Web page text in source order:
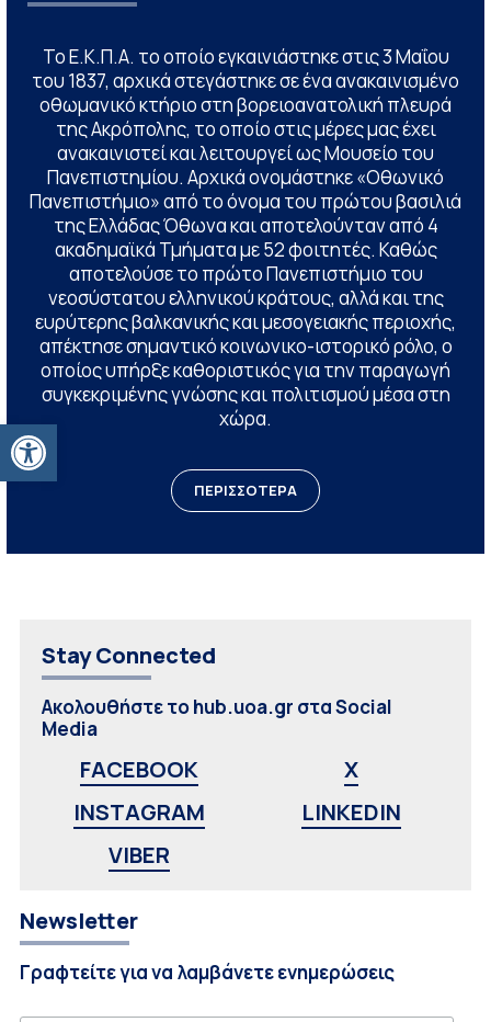
Ανοίξτε τη γραμμή εργαλείων
Το Ε.Κ.Π.Α. το οποίο εγκαινιάστηκε στις 3 Μαΐου
του 1837, αρχικά στεγάστηκε σε ένα ανακαινισμένο
οθωμανικό κτήριο στη βορειοανατολική πλευρά
της Ακρόπολης, το οποίο στις μέρες μας έχει
ανακαινιστεί και λειτουργεί ως Μουσείο του
Πανεπιστημίου. Αρχικά ονομάστηκε «Οθωνικό
Πανεπιστήμιο» από το όνομα του πρώτου βασιλιά
της Ελλάδας Όθωνα και αποτελούνταν από 4
ακαδημαϊκά Τμήματα με 52 φοιτητές. Καθώς
αποτελούσε το πρώτο Πανεπιστήμιο του
νεοσύστατου ελληνικού κράτους, αλλά και της
ευρύτερης βαλκανικής και μεσογειακής περιοχής,
απέκτησε σημαντικό κοινωνικο-ιστορικό ρόλο, ο
οποίος υπήρξε καθοριστικός για την παραγωγή
συγκεκριμένης γνώσης και πολιτισμού μέσα στη
χώρα.
ΠΕΡΙΣΣΟΤΕΡΑ
Stay Connected
Ακολουθήστε το hub.uoa.gr στα Social
Media
FACEBOOK
X
INSTAGRAM
LINKEDIN
VIBER
Newsletter
Γραφτείτε για να λαμβάνετε ενημερώσεις